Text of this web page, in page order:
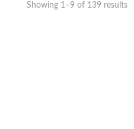
Showing 1–9 of 139 results